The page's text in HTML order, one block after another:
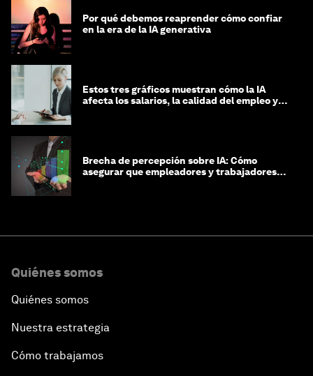
Por qué debemos reaprender cómo confiar
en la era de la IA generativa
Estos tres gráficos muestran cómo la IA
afecta los salarios, la calidad del empleo y
Brecha de percepción sobre IA: Cómo
asegurar que empleadores y trabajadores
Quiénes somos
Quiénes somos
Nuestra estrategia
Cómo trabajamos